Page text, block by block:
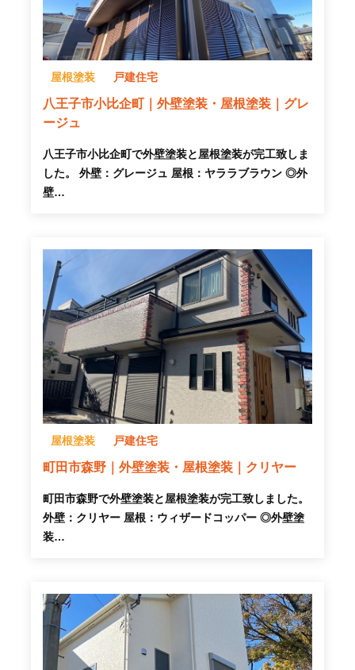
屋根塗装 戸建住宅
八王子市小比企町｜外壁塗装・屋根塗装｜グレ
ージュ
八王子市小比企町で外壁塗装と屋根塗装が完工致しま
した。 外壁：グレージュ 屋根：ヤララブラウン ◎外
壁…
屋根塗装 戸建住宅
町田市森野｜外壁塗装・屋根塗装｜クリヤー
町田市森野で外壁塗装と屋根塗装が完工致しました。
外壁：クリヤー 屋根：ウィザードコッパー ◎外壁塗
装…